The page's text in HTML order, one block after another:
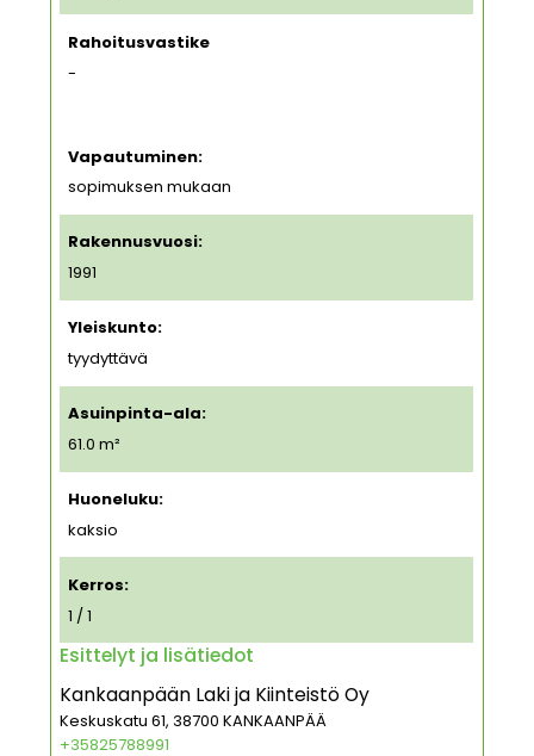
Rahoitusvastike
-
Vapautuminen:
sopimuksen mukaan
Rakennusvuosi:
1991
Yleiskunto:
tyydyttävä
Asuinpinta-ala:
61.0 m²
Huoneluku:
kaksio
Kerros:
1 / 1
Esittelyt ja lisätiedot
Kankaanpään Laki ja Kiinteistö Oy
Keskuskatu 61, 38700 KANKAANPÄÄ
+35825788991